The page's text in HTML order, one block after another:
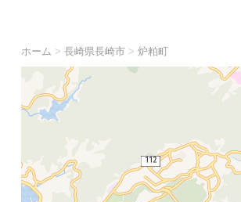
ホーム > 長崎県長崎市> 炉粕町